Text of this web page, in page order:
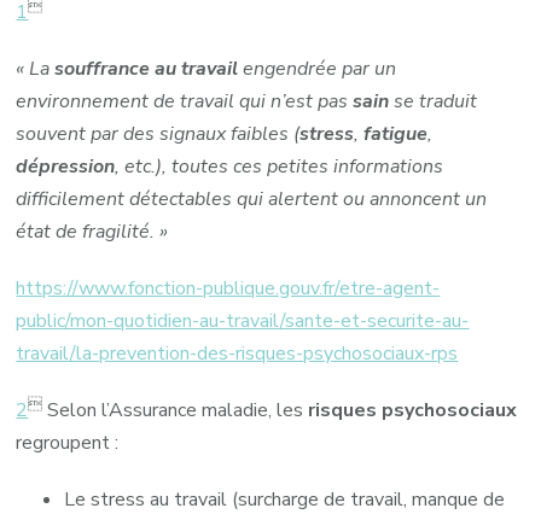
1
« Lasouffrance au travailengendrée par un
environnement de travail qui n’est passainse traduit
souvent par des signaux faibles (stress,fatigue,
dépression, etc.), toutes ces petites informations
difficilement détectables qui alertent ou annoncent un
état de fragilité. »
https://www.fonction-publique.gouv.fr/etre-agent-
public/mon-quotidien-au-travail/sante-et-securite-au-
travail/la-prevention-des-risques-psychosociaux-rps
2 Selon l’Assurance maladie, les risques psychosociaux
regroupent :
Le stress au travail (surcharge de travail, manque de